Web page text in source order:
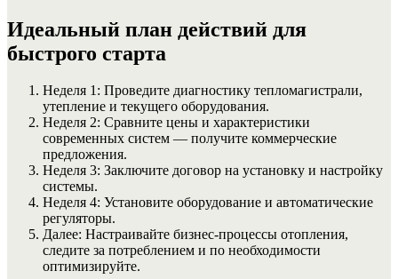
Идеальный план действий для
быстрого старта
Неделя 1: Проведите диагностику тепломагистрали,
утепление и текущего оборудования.
Неделя 2: Сравните цены и характеристики
современных систем — получите коммерческие
предложения.
Неделя 3: Заключите договор на установку и настройку
системы.
Неделя 4: Установите оборудование и автоматические
регуляторы.
Далее: Настраивайте бизнес-процессы отопления,
следите за потреблением и по необходимости
оптимизируйте.